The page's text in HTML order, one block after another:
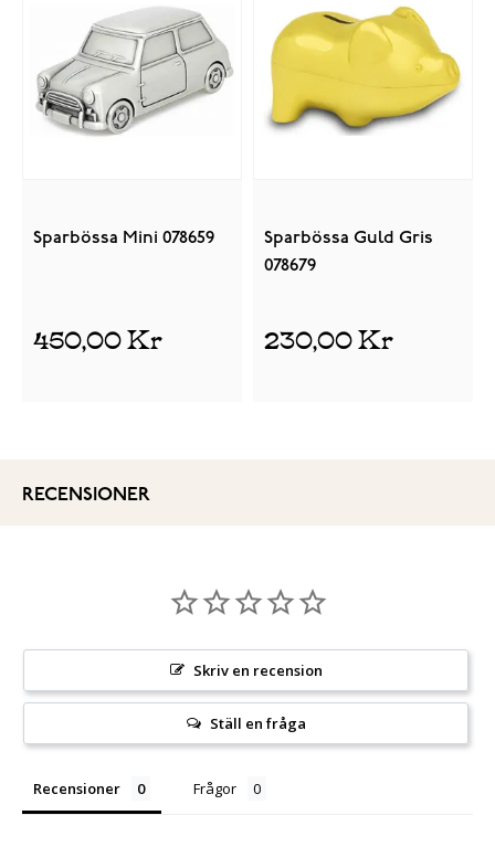
Sparbössa Mini 078659
450,00 Kr
Sparbössa Guld Gris
078679
230,00 Kr
RECENSIONER
Skriv en recension
Ställ en fråga
Recensioner Frågor